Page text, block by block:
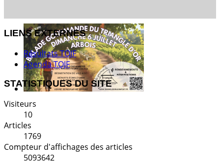
LIENS EXTERNES
Résultats TOJF
Agenda TOJF
STATISTIQUES DU SITE
Visiteurs
10
Articles
1769
Compteur d'affichages des articles
5093642